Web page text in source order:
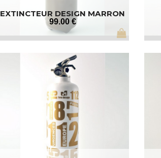
EXTINCTEUR DESIGN MARRON
99.00 €